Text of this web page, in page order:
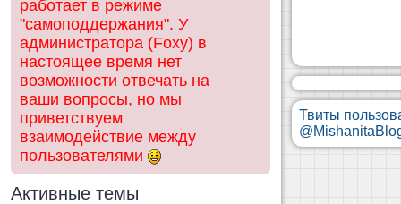
работает в режиме
"самоподдержания". У
администратора (Foxy) в
настоящее время нет
возможности отвечать на
ваши вопросы, но мы
приветствуем
взаимодействие между
пользователями
Активные темы
Твиты